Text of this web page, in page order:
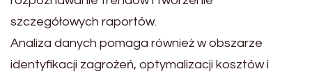
szczegółowych raportów.
Analiza danych pomaga również w obszarze
identyfikacji zagrożeń, optymalizacji kosztów i